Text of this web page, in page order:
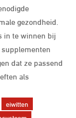
gezondheid.
in te winnen bij
dat ze passend
als
eiwitten